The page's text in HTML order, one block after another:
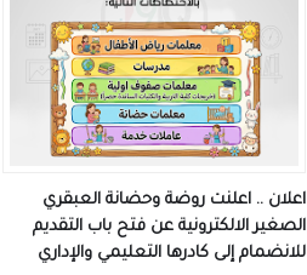
اعلان .. اعلنت روضة وحضانة العبقري
الصغير الالكترونية عن فتح باب التقديم
للانضمام إلى كادرها التعليمي والإداري